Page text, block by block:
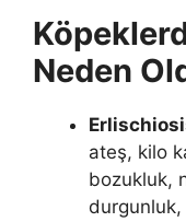
Neden
ateş, kilo
bozukluk,
durgunluk,